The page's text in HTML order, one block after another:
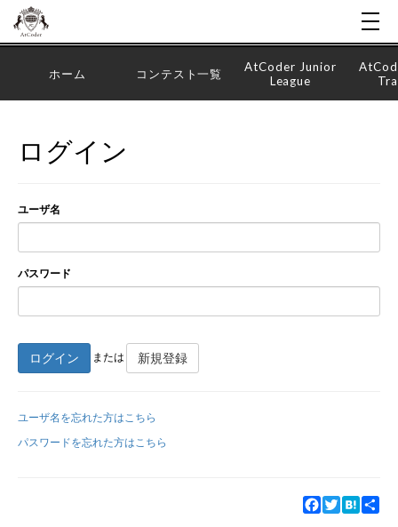
新規登録
ホーム コンテスト一覧
AtCoder Junior
League
ログイン
ユーザ名
パスワード
ログイン または 新規登録
ユーザ名を忘れた方はこちら
パスワードを忘れた方はこちら
Facebook
TwitterHatena